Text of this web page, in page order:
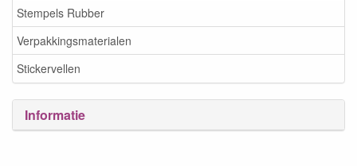
Stempels Rubber
Verpakkingsmaterialen
Stickervellen
Informatie